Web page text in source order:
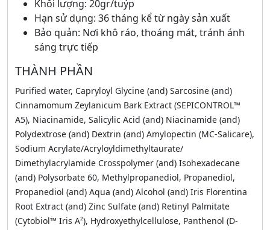
Khối lượng: 20gr/tuýp
Hạn sử dụng: 36 tháng kể từ ngày sản xuất
Bảo quản: Nơi khô ráo, thoáng mát, tránh ánh
sáng trực tiếp
THÀNH PHẦN
Purified water, Capryloyl Glycine (and) Sarcosine (and)
Cinnamomum Zeylanicum Bark Extract (SEPICONTROL™
A5), Niacinamide, Salicylic Acid (and) Niacinamide (and)
Polydextrose (and) Dextrin (and) Amylopectin (MC-Salicare),
Sodium Acrylate/Acryloyldimethyltaurate/
Dimethylacrylamide Crosspolymer (and) Isohexadecane
(and) Polysorbate 60, Methylpropanediol, Propanediol,
Propanediol (and) Aqua (and) Alcohol (and) Iris Florentina
Root Extract (and) Zinc Sulfate (and) Retinyl Palmitate
(Cytobiol™ Iris A²), Hydroxyethylcellulose, Panthenol (D-